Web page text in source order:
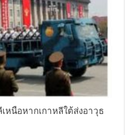
หนือหากเกาหลีใต้ส่งอาวุธ